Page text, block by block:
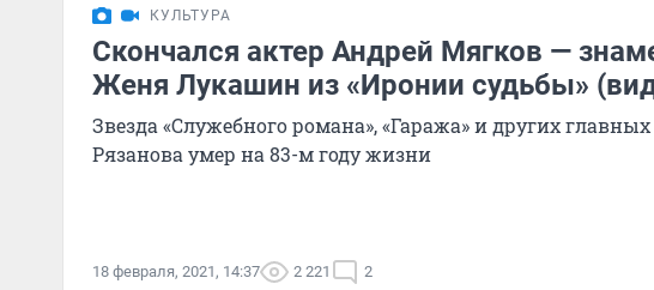
КУЛЬТУРА
Скончался актер Андрей Мягков —
Женя Лукашин из «Иронии судьбы»
Звезда «Служебного романа», «Гаража» и других
Рязанова умер на 83-м году жизни
18 февраля, 2021, 14:37 2 221 2